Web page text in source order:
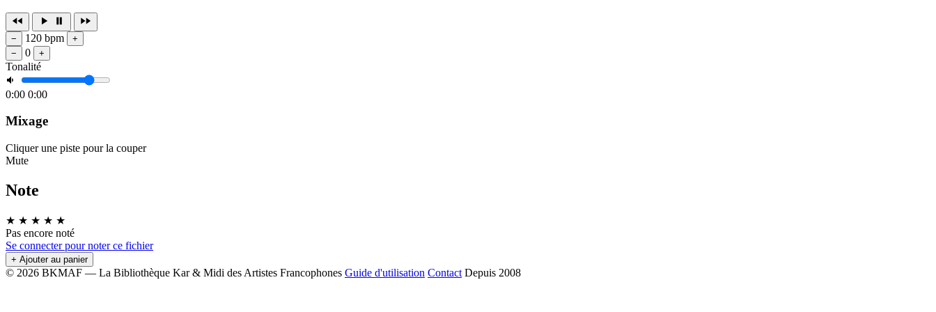
− 120 bpm
+
−
0 +
Tonalité
0:00 0:00
Mixage
Cliquer une piste pour la couper
Mute
Note
★ ★ ★ ★ ★
Pas encore noté
Se connecter pour noter ce fichier
+ Ajouter au panier
© 2026 BKMAF — La Bibliothèque Kar & Midi des Artistes Francophones Guide d'utilisation Contact Depuis 2008